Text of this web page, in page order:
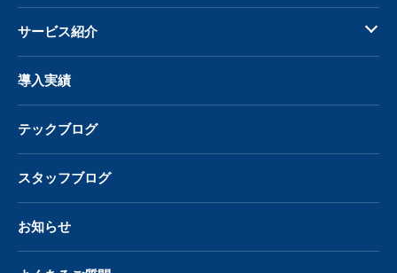
サービス紹介
導入実績
テックブログ
スタッフブログ
お知らせ